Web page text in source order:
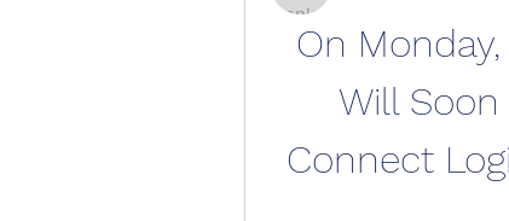
On
Will
Connect